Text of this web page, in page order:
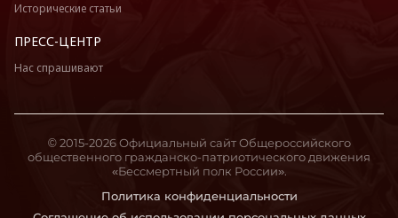
Исторические статьи
ПРЕСС-ЦЕНТР
Нас спрашивают
Политика конфиденциальности
© 2015-2026 Официальный сайт Общероссийского
общественного гражданско-патриотического движения
«Бессмертный полк России».